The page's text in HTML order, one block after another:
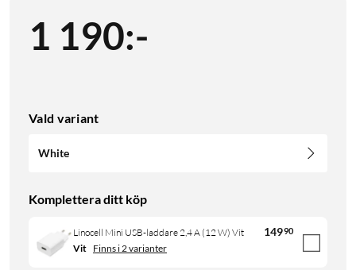
1 190:-
Vald variant
White
Komplettera ditt köp
Linocell Mini USB-laddare 2,4 A (12 W) Vit 14990
Vit Finns i 2 varianter